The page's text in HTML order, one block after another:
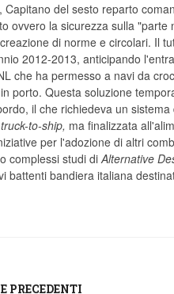
Capitano del sesto reparto
ovvero la sicurezza sulla
di norme e circolari. Il
2012-2013, anticipando
che ha permesso a navi da
porto. Questa soluzione
il che richiedeva un
truck-to-ship, ma finalizzata
per l'adozione di altri
complessi studi diAlternative
battenti bandiera italiana
PRECEDENTI